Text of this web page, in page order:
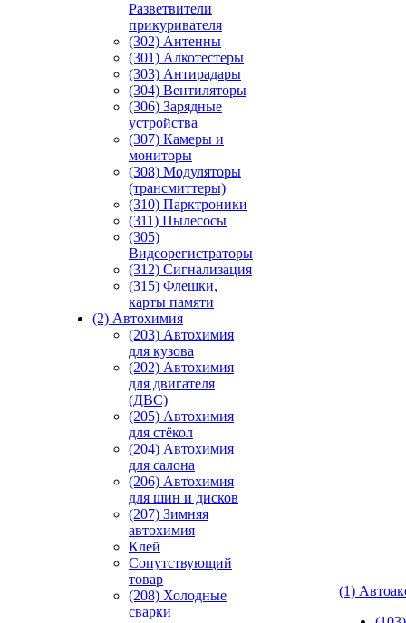
Разветвители
прикуривателя
(302) Антенны
(301) Алкотестеры
(303) Антирадары
(304) Вентиляторы
(306) Зарядные
устройства
(307) Камеры и
мониторы
(308) Модуляторы
(трансмиттеры)
(310) Парктроники
(311) Пылесосы
(305)
Видеорегистраторы
(312) Сигнализация
(315) Флешки,
карты памяти
(2) Автохимия
(203) Автохимия
для кузова
(202) Автохимия
для двигателя
(ДВС)
(205) Автохимия
для стёкол
(204) Автохимия
для салона
(206) Автохимия
для шин и дисков
(207) Зимняя
автохимия
Клей
Сопутствующий
товар
(208) Холодные
сварки
(1)